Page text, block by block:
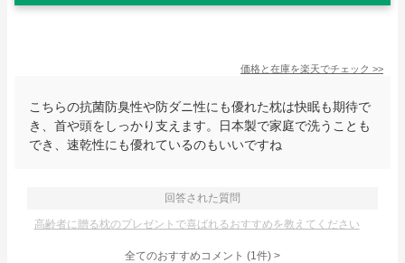
価格と在庫を楽天でチェック >>
こちらの抗菌防臭性や防ダニ性にも優れた枕は快眠も期待で
き、首や頭をしっかり支えます。日本製で家庭で洗うことも
でき、速乾性にも優れているのもいいですね
回答された質問
高齢者に贈る枕のプレゼントで喜ばれるおすすめを教えてください
全てのおすすめコメント (1件) >